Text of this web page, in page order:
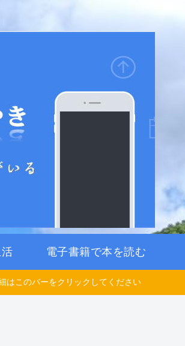
電子書籍で本を読む
はこのバーをクリックしてください